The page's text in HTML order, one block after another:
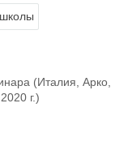
(Италия, Арко,
г.)